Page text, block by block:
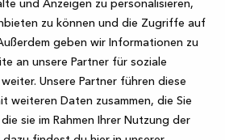
und Anzeigen zu personalisieren,
zu können und die Zugriffe auf
geben wir Informationen zu
an unsere Partner für soziale
Unsere Partner führen diese
weiteren Daten zusammen, die Sie
sie im Rahmen Ihrer Nutzung der
loadingwww.kvik.de (see the